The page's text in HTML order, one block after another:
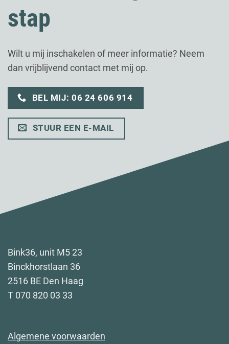
stap
Wilt u mij inschakelen of meer informatie? Neem
dan vrijblijvend contact met mij op.
BEL MIJ: 06 24 606 914
STUUR EEN E-MAIL
Bink36, unit M5 23
Binckhorstlaan 36
2516 BE Den Haag
T 070 820 03 33
Algemene voorwaarden